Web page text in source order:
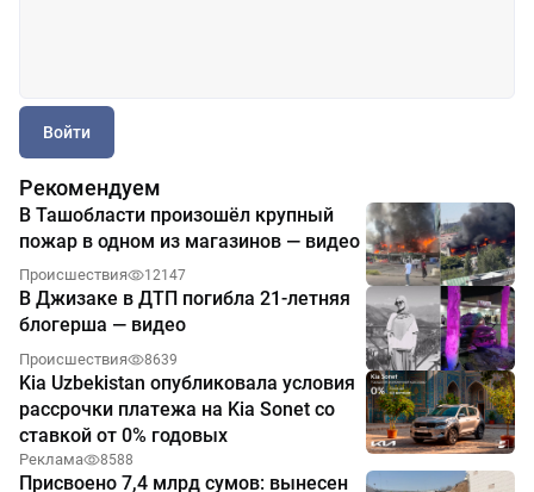
Войти
Рекомендуем
В Ташобласти произошёл крупный
пожар в одном из магазинов — видео
Происшествия 12147
В Джизаке в ДТП погибла 21-летняя
блогерша — видео
Происшествия 8639
Kia Uzbekistan опубликовала условия
рассрочки платежа на Kia Sonet со
ставкой от 0% годовых
Реклама 8588
Присвоено 7,4 млрд сумов: вынесен